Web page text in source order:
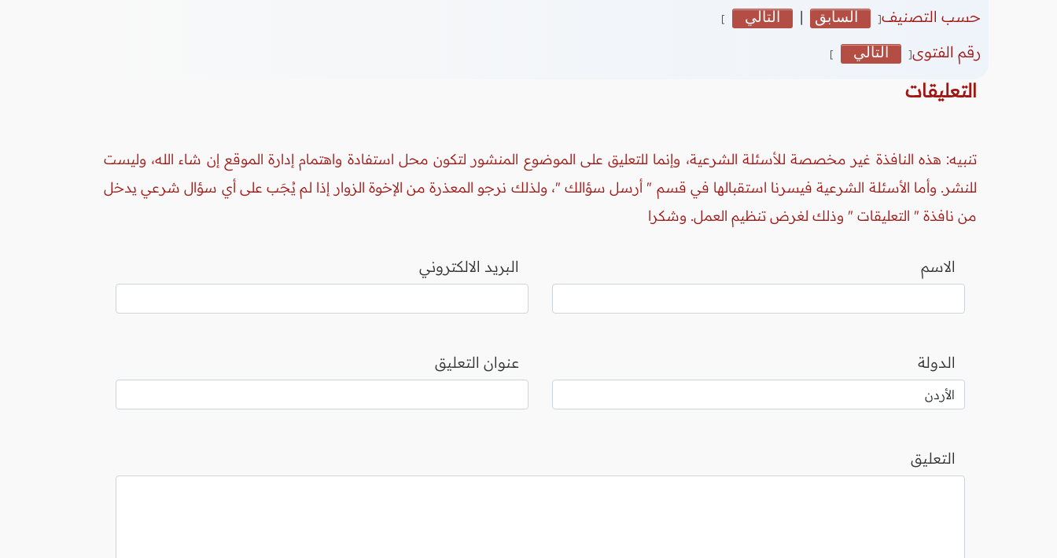
حسب التصنيف[ السابق | التالي ]
رقم الفتوى[ التالي ]
التعليقات
تنبيه: هذه النافذة غير مخصصة للأسئلة الشرعية، وإنما للتعليق على الموضوع المنشور لتكون محل استفادة واهتمام إدارة الموقع إن شاء الله، وليست
للنشر. وأما الأسئلة الشرعية فيسرنا استقبالها في قسم " أرسل سؤالك "، ولذلك نرجو المعذرة من الإخوة الزوار إذا لم يُجَب على أي سؤال شرعي يدخل
من نافذة " التعليقات " وذلك لغرض تنظيم العمل. وشكرا
الاسم البريد الالكتروني
الدولة عنوان التعليق
التعليق